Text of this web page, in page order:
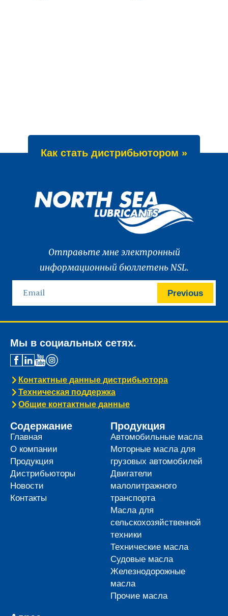
Как стать дистрибьютором »
Отправьте мне электронный
информационный бюллетень NSL.
Previous
Мы в социальных сетях.
Контактные данные дистрибьютора
Техническая поддержка
Общие контактные данные
Содержание
Главная
О компании
Продукция
Дистрибьюторы
Новости
Контакты
Продукция
Автомобильные масла
Моторные масла для
грузовых автомобилей
Двигатели
малолитражного
транспорта
Масла для
сельскохозяйственной
техники
Технические масла
Судовые масла
Железнодорожные
масла
Прочие масла